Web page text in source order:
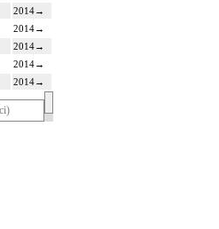
2014→
2014→
2014→
2014→
2014→